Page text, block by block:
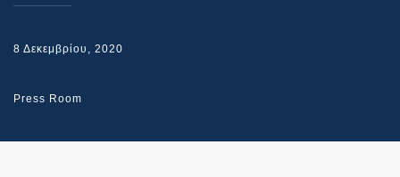
8 Δεκεμβρίου, 2020
Press Room